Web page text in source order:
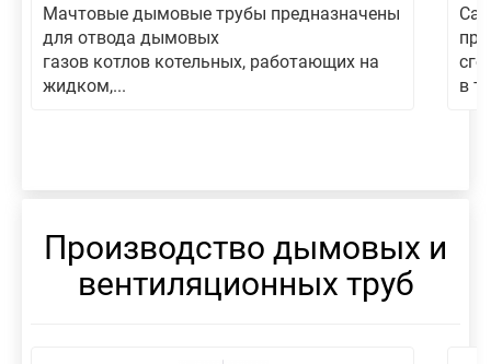
Мачтовые дымовые трубы предназначены
для отвода дымовых
газов котлов котельных, работающих на
жидком,...
в
Производство дымовых и
вентиляционных труб